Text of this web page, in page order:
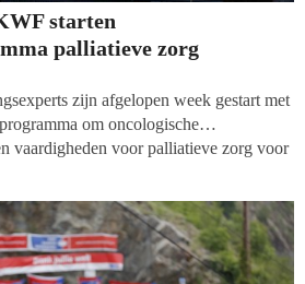
starten
palliatieve zorg
zijn afgelopen week gestart met
om oncologische
vaardigheden voor palliatieve zorg voor
aan zowel mentale en lichamelijke
in het nascholingsprogramma.